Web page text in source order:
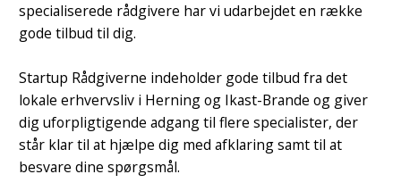
specialiserede rådgivere har vi udarbejdet en række
gode tilbud til dig.
Startup Rådgiverne indeholder gode tilbud fra det
lokale erhvervsliv i Herning og Ikast-Brande og giver
dig uforpligtigende adgang til flere specialister, der
står klar til at hjælpe dig med afklaring samt til at
besvare dine spørgsmål.